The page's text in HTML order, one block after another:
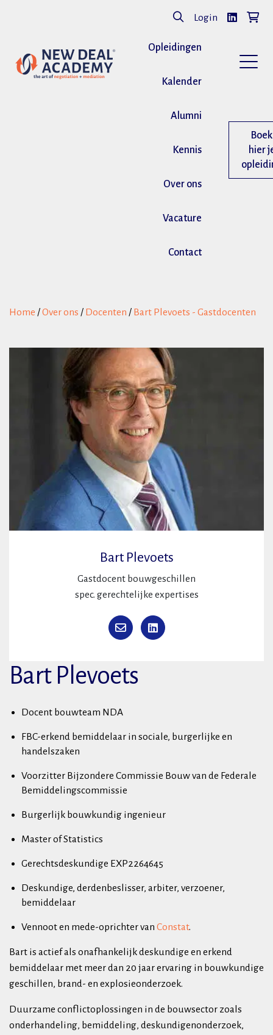
Login
Opleidingen
Kalender
Alumni
Kennis
Over ons
Vacature
Contact
Boek
hier
Home /Over ons / Docenten / Bart Plevoets - Gastdocenten
Bart Plevoets
Gastdocent bouwgeschillen
spec. gerechtelijke expertises
Bart Plevoets
Docent bouwteam NDA
FBC-erkend bemiddelaar in sociale, burgerlijke en
handelszaken
Voorzitter Bijzondere Commissie Bouw van de Federale
Bemiddelingscommissie
Burgerlijk bouwkundig ingenieur
Master of Statistics
Gerechtsdeskundige EXP2264645
Deskundige, derdenbeslisser, arbiter, verzoener,
bemiddelaar
Vennoot en mede-oprichter van Constat.
Bart is actief als onafhankelijk deskundige en erkend
bemiddelaar met meer dan 20 jaar ervaring in bouwkundige
geschillen, brand- en explosieonderzoek.
Duurzame conflictoplossingen in de bouwsector zoals
onderhandeling, bemiddeling, deskundigenonderzoek,